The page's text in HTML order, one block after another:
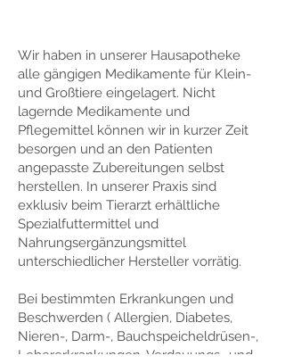
Wir haben in unserer Hausapotheke
alle gängigen Medikamente für Klein-
und Großtiere eingelagert. Nicht
lagernde Medikamente und
Pflegemittel können wir in kurzer Zeit
besorgen und an den Patienten
angepasste Zubereitungen selbst
herstellen. In unserer Praxis sind
exklusiv beim Tierarzt erhältliche
Spezialfuttermittel und
Nahrungsergänzungsmittel
unterschiedlicher Hersteller vorrätig.
Bei bestimmten Erkrankungen und
Beschwerden ( Allergien, Diabetes,
Nieren-, Darm-, Bauchspeicheldrüsen-,
Lebererkrankungen, Verdauungs- und